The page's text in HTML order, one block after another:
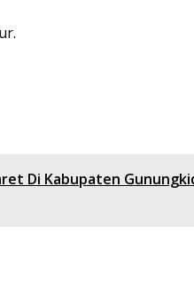
Di Kabupaten